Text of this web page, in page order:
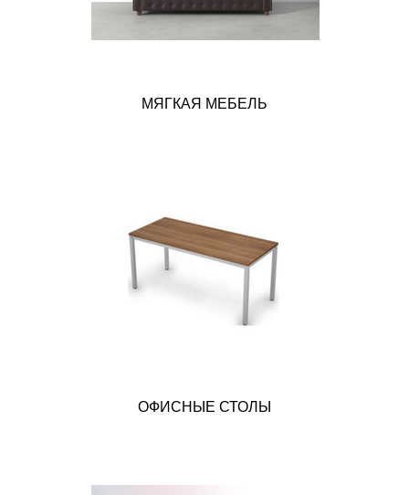
МЯГКАЯ МЕБЕЛЬ
ОФИСНЫЕ СТОЛЫ